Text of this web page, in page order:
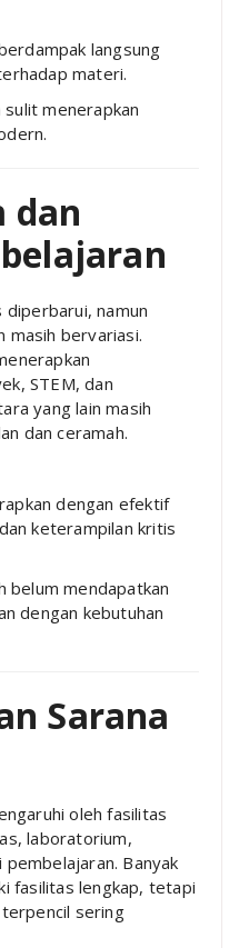
langsung
materi.
menerapkan
dan
namun
masih bervariasi.
STEM, dan
yang lain masih
dan ceramah.
dengan efektif
keterampilan kritis
belum mendapatkan
dengan kebutuhan
Sarana
oleh fasilitas
laboratorium,
Banyak
fasilitas lengkap, tetapi
sering